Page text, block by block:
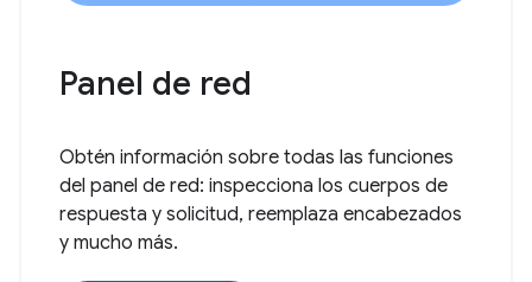
Panel de red
Obtén información sobre todas las funciones
del panel de red: inspecciona los cuerpos de
respuesta y solicitud, reemplaza encabezados
y mucho más.